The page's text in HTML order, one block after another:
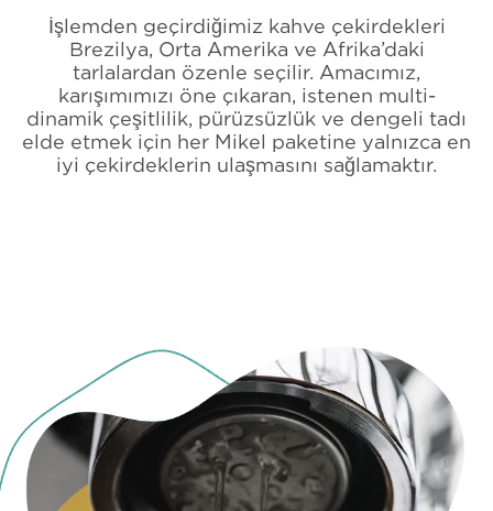
İşlemden geçirdiğimiz kahve çekirdekleri
Brezilya, Orta Amerika ve Afrika’daki
tarlalardan özenle seçilir. Amacımız,
karışımımızı öne çıkaran, istenen multi-
dinamik çeşitlilik, pürüzsüzlük ve dengeli tadı
elde etmek için her Mikel paketine yalnızca en
iyi çekirdeklerin ulaşmasını sağlamaktır.